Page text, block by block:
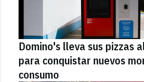
Domino's lleva sus pizzas
para conquistar nuevos
consumo